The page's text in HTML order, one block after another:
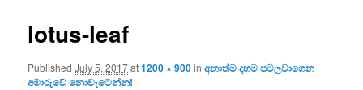
lotus-leaf
PublishedJuly 5, 2017at1200 × 900inඅනාත්ම දහම පටලවාගෙන
අමාරුවේ නොවැටෙන්න!